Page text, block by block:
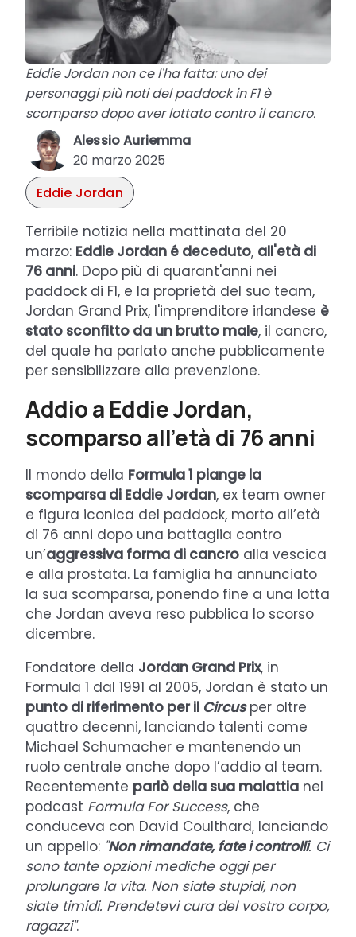
Eddie Jordan non ce l'ha fatta: uno dei
personaggi più noti del paddock in F1 è
scomparso dopo aver lottato contro il cancro.
Alessio Auriemma
20 marzo 2025
Eddie Jordan
Terribile notizia nella mattinata del 20
marzo: Eddie Jordan é deceduto, all'età di
76 anni. Dopo più di quarant'anni nei
paddock di F1, e la proprietà del suo team,
Jordan Grand Prix, l'imprenditore irlandese è
stato sconfitto da un brutto male, il cancro,
del quale ha parlato anche pubblicamente
per sensibilizzare alla prevenzione.
Addio a Eddie Jordan,
scomparso all’età di 76 anni
Il mondo della Formula 1 piange la
scomparsa di Eddie Jordan, ex team owner
e figura iconica del paddock, morto all’età
di 76 anni dopo una battaglia contro
un’aggressiva forma di cancro alla vescica
e alla prostata. La famiglia ha annunciato
la sua scomparsa, ponendo fine a una lotta
che Jordan aveva reso pubblica lo scorso
dicembre.
Fondatore della Jordan Grand Prix, in
Formula 1 dal 1991 al 2005, Jordan è stato un
punto di riferimento per il Circus per oltre
quattro decenni, lanciando talenti come
Michael Schumacher e mantenendo un
ruolo centrale anche dopo l’addio al team.
Recentemente parlò della sua malattia nel
podcast Formula For Success, che
conduceva con David Coulthard, lanciando
un appello: "Non rimandate, fate i controlli. Ci
sono tante opzioni mediche oggi per
prolungare la vita. Non siate stupidi, non
siate timidi. Prendetevi cura del vostro corpo,
ragazzi".